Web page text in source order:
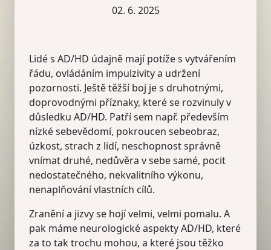
02. 6. 2025
Lidé s AD/HD údajně mají potíže s vytvářením
řádu, ovládáním impulzivity a udržení
pozornosti. Ještě těžší boj je s druhotnými,
doprovodnými příznaky, které se rozvinuly v
důsledku AD/HD. Patří sem např. především
nízké sebevědomí, pokroucen sebeobraz,
úzkost, strach z lidí, neschopnost správně
vnímat druhé, nedůvěra v sebe samé, pocit
nedostatečného, nekvalitního výkonu,
nenaplňování vlastních cílů.
Zranění a jizvy se hojí velmi, velmi pomalu. A
pak máme neurologické aspekty AD/HD, které
za to tak trochu mohou, a které jsou těžko